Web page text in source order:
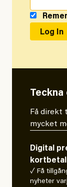
Teckna
Få direkt
mycket
Digital
✓ Få
nyheter